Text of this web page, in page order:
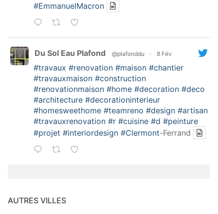
#EmmanuelMacron
Du Sol Eau Plafond @plafonddu · 8 Fév
#travaux #renovation #maison #chantier
#travauxmaison #construction
#renovationmaison #home #decoration #deco
#architecture #decorationinterieur
#homesweethome #teamreno #design #artisan
#travauxrenovation #r #cuisine #d #peinture
#projet #interiordesign #Clermont-Ferrand
AUTRES VILLES